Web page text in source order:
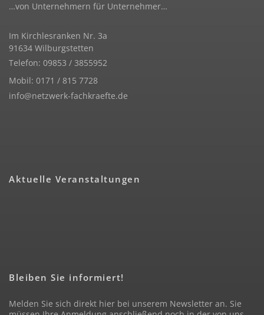
…von Unternehmern für Unternehmer…
Im Kirchlesranken Nr. 3a
91634 Wilburgstetten
Telefon: 09853 / 3855952
Mobil: 0171 / 815 7728
info@netzwerk-fachkraefte.de
Aktuelle Veranstaltungen
Bleiben Sie informiert!
Melden Sie sich direkt hier bei unserem Newsletter an. Sie